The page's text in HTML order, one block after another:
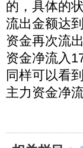
的，具体的
流出金额达
资金再次流
资金净流入
同样可以看
主力资金净